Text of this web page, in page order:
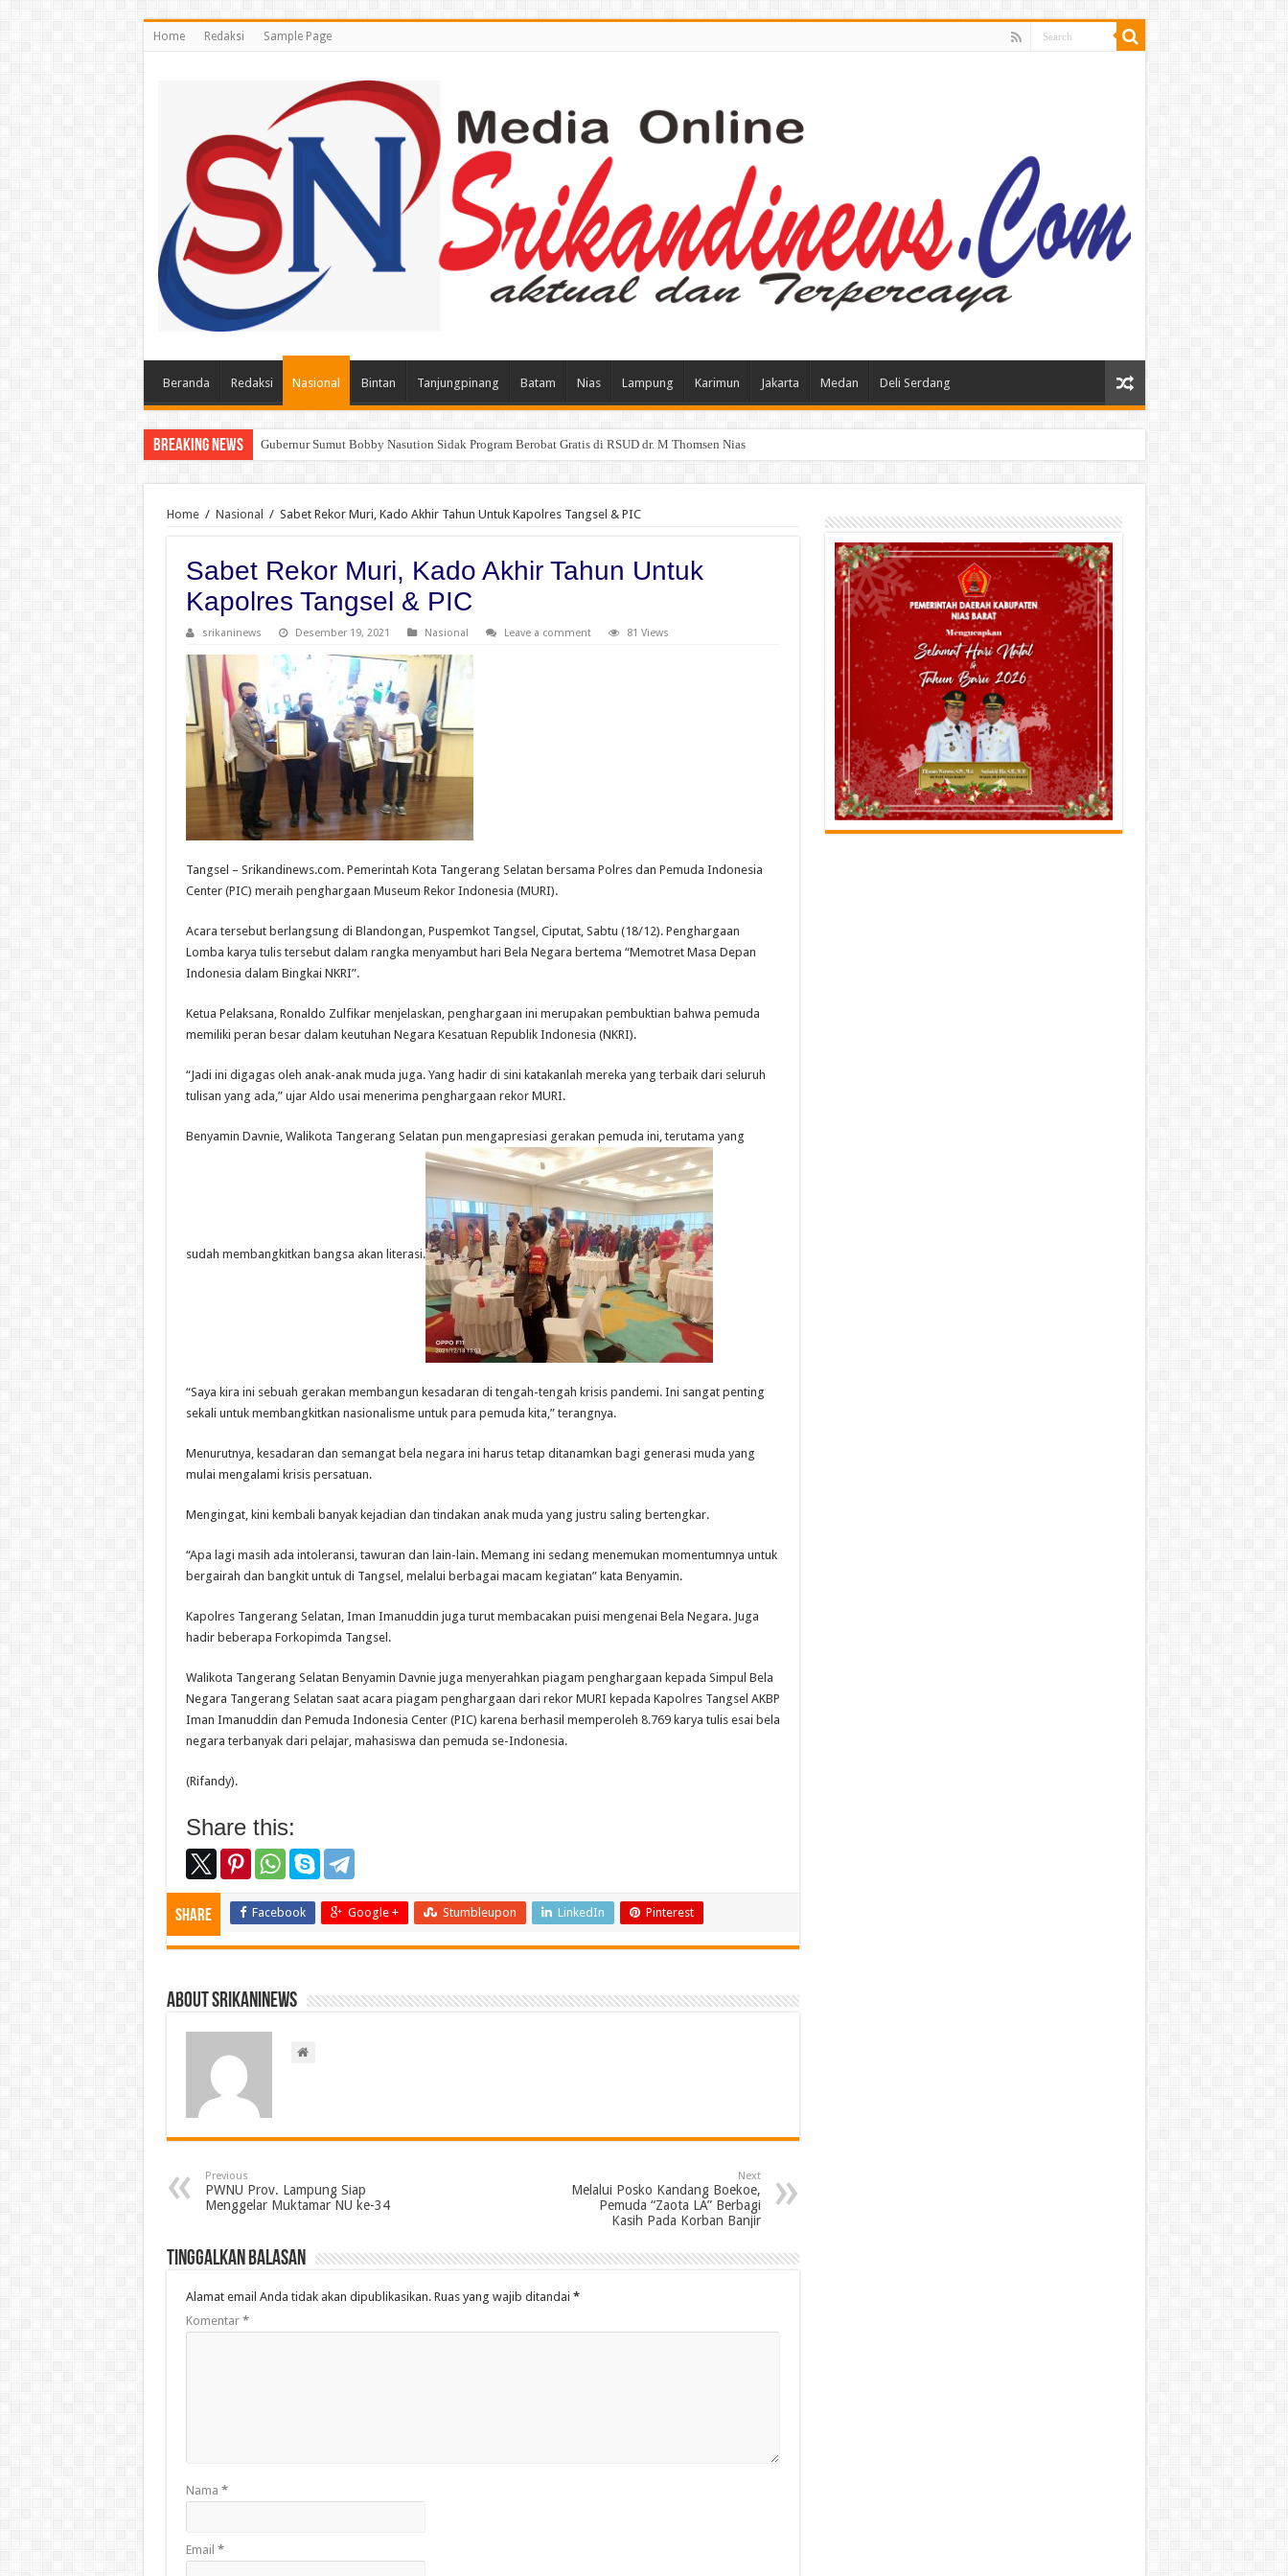
Home Redaksi Sample Page
Beranda Redaksi Nasional Bintan Tanjungpinang Batam Nias Lampung Karimun Jakarta Medan Deli Serdang
Breaking News Gubernur Sumut Bobby Nasution Sidak Program Berobat Gratis di RSUD dr. M Thomsen Nias
Narkoba Merajalela di Kelurahan Cemara Lubuk Pakam Deli Serdang , Warga Resah Tuntut Penindakan Tegas, Lurah Cemara Bungkam
Home / Nasional / Sabet Rekor Muri, Kado Akhir Tahun Untuk Kapolres Tangsel & PIC
Sabet Rekor Muri, Kado Akhir Tahun Untuk
Kapolres Tangsel & PIC
srikaninews Desember 19, 2021 Nasional Leave a comment 81 Views
Tangsel – Srikandinews.com. Pemerintah Kota Tangerang Selatan bersama Polres dan Pemuda Indonesia
Center (PIC) meraih penghargaan Museum Rekor Indonesia (MURI).
Acara tersebut berlangsung di Blandongan, Puspemkot Tangsel, Ciputat, Sabtu (18/12). Penghargaan
Lomba karya tulis tersebut dalam rangka menyambut hari Bela Negara bertema “Memotret Masa Depan
Indonesia dalam Bingkai NKRI”.
Ketua Pelaksana, Ronaldo Zulfikar menjelaskan, penghargaan ini merupakan pembuktian bahwa pemuda
memiliki peran besar dalam keutuhan Negara Kesatuan Republik Indonesia (NKRI).
“Jadi ini digagas oleh anak-anak muda juga. Yang hadir di sini katakanlah mereka yang terbaik dari seluruh
tulisan yang ada,” ujar Aldo usai menerima penghargaan rekor MURI.
Benyamin Davnie, Walikota Tangerang Selatan pun mengapresiasi gerakan pemuda ini, terutama yang
sudah membangkitkan bangsa akan literasi.
“Saya kira ini sebuah gerakan membangun kesadaran di tengah-tengah krisis pandemi. Ini sangat penting
sekali untuk membangkitkan nasionalisme untuk para pemuda kita,” terangnya.
Menurutnya, kesadaran dan semangat bela negara ini harus tetap ditanamkan bagi generasi muda yang
mulai mengalami krisis persatuan.
Mengingat, kini kembali banyak kejadian dan tindakan anak muda yang justru saling bertengkar.
“Apa lagi masih ada intoleransi, tawuran dan lain-lain. Memang ini sedang menemukan momentumnya untuk
bergairah dan bangkit untuk di Tangsel, melalui berbagai macam kegiatan” kata Benyamin.
Kapolres Tangerang Selatan, Iman Imanuddin juga turut membacakan puisi mengenai Bela Negara. Juga
hadir beberapa Forkopimda Tangsel.
Walikota Tangerang Selatan Benyamin Davnie juga menyerahkan piagam penghargaan kepada Simpul Bela
Negara Tangerang Selatan saat acara piagam penghargaan dari rekor MURI kepada Kapolres Tangsel AKBP
Iman Imanuddin dan Pemuda Indonesia Center (PIC) karena berhasil memperoleh 8.769 karya tulis esai bela
negara terbanyak dari pelajar, mahasiswa dan pemuda se-Indonesia.
(Rifandy).
Share this:
Share Facebook Google + Stumbleupon LinkedIn Pinterest
About srikaninews
Previous
PWNU Prov. Lampung Siap
Menggelar Muktamar NU ke-34
Next
Melalui Posko Kandang Boekoe,
Pemuda “Zaota LA” Berbagi
Kasih Pada Korban Banjir
Tinggalkan Balasan
Alamat email Anda tidak akan dipublikasikan. Ruas yang wajib ditandai *
Komentar *
Nama *
Email *